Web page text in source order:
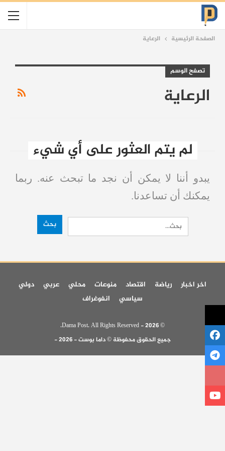
الصفحة الرئيسية الرعاية
تصفح الوسم
الرعاية
لم يتم العثور على أي شيء
يبدو أننا لا يمكن أن نجد ما تبحث عنه. ربما
يمكنك أن تساعدنا.
اخر اخبار رياضة اقتصاد منوعات محلي عربي
دولي
سياسي
انفوغراف
© 2026 - Dama Post. All Rights Reserved.
جميع الحقوق محفوظة © داما بوست - 2026 -